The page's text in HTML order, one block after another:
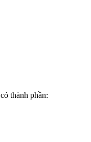
có thành phần: